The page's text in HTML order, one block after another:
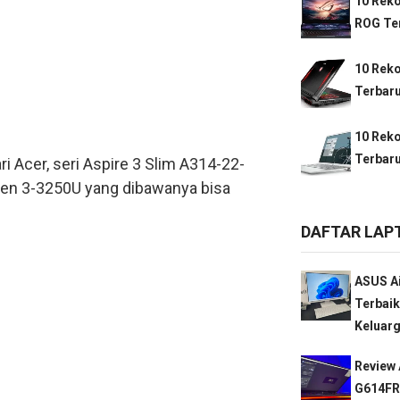
Acer, seri Aspire 3 Slim A314-22-
3-3250U yang dibawanya bisa
ROG
10
10
DAFTAR
ASUS
Review